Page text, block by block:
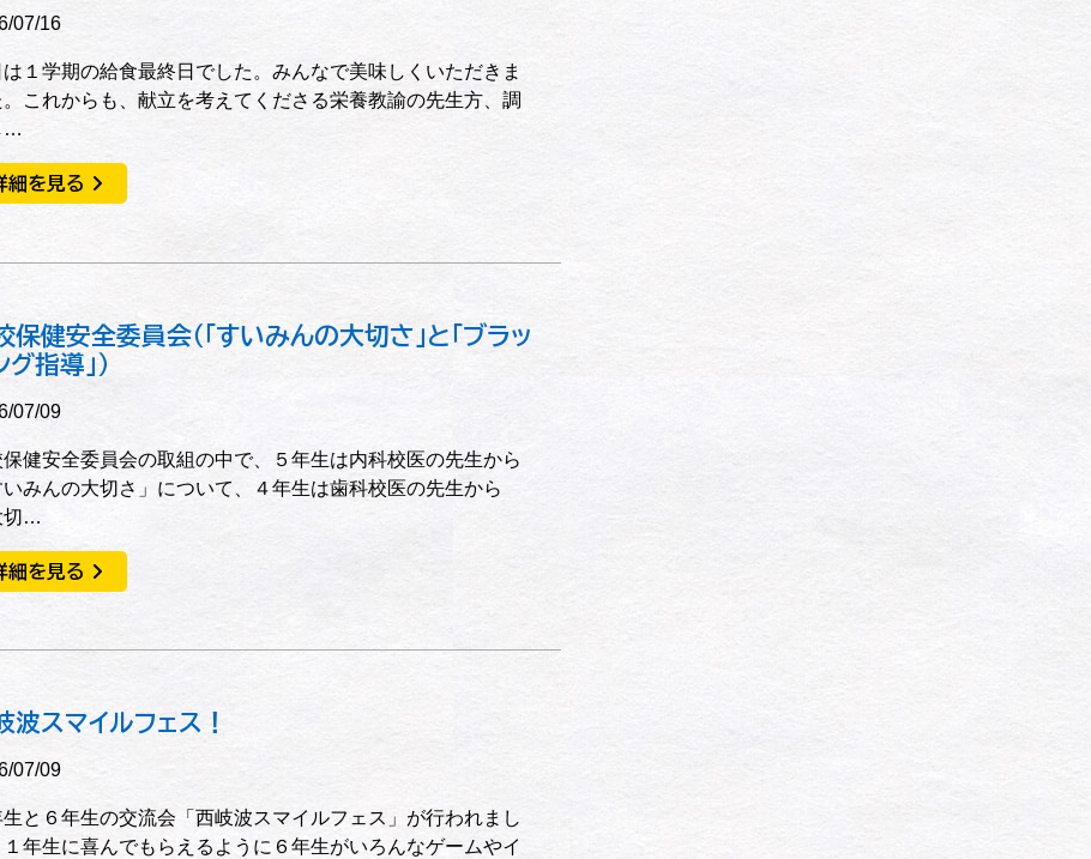
07/16
１学期の給食最終日でした。みんなで美味しくいただきま
。これからも、献立を考えてくださる栄養教諭の先生方、調
…
細を見る
保健安全委員会（「すいみんの大切さ」と「ブラッ
グ指導」）
07/09
健安全委員会の取組の中で、５年生は内科校医の先生から
いみんの大切さ」について、４年生は歯科校医の先生から
切…
細を見る
波スマイルフェス！
07/09
生と６年生の交流会「西岐波スマイルフェス」が行われまし
１年生に喜んでもらえるように６年生がいろんなゲームやイ